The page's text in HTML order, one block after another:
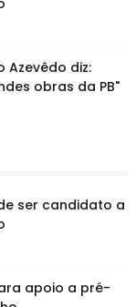
Azevêdo diz:
obras da PB"
ser candidato a
apoio a pré-